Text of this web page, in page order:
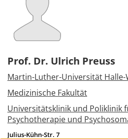
Prof. Dr. Ulrich Preuss
Martin-Luther-Universität
Medizinische Fakultät
Universitätsklinik und Poliklinik
Psychotherapie und
Julius-Kühn-Str. 7